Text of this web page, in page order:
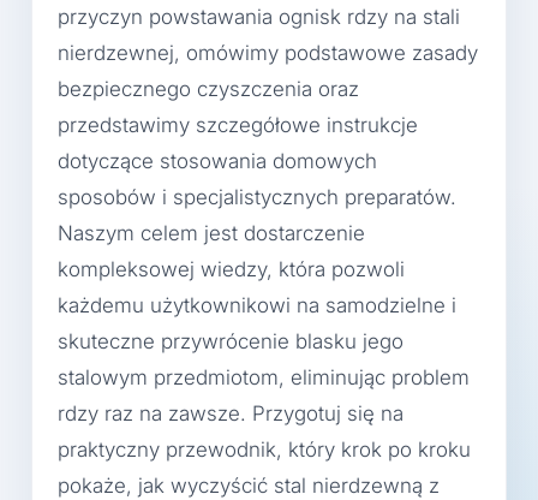
przyczyn powstawania ognisk rdzy na stali
nierdzewnej, omówimy podstawowe zasady
bezpiecznego czyszczenia oraz
przedstawimy szczegółowe instrukcje
dotyczące stosowania domowych
sposobów i specjalistycznych preparatów.
Naszym celem jest dostarczenie
kompleksowej wiedzy, która pozwoli
każdemu użytkownikowi na samodzielne i
skuteczne przywrócenie blasku jego
stalowym przedmiotom, eliminując problem
rdzy raz na zawsze. Przygotuj się na
praktyczny przewodnik, który krok po kroku
pokaże, jak wyczyścić stal nierdzewną z